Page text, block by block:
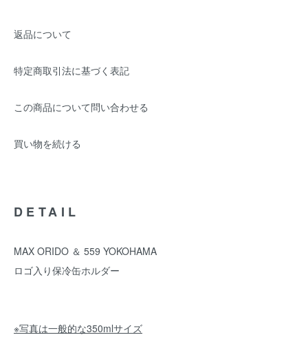
返品について
特定商取引法に基づく表記
この商品について問い合わせる
買い物を続ける
DETAIL
MAX ORIDO ＆ 559 YOKOHAMA
ロゴ入り保冷缶ホルダー
※写真は一般的な350mlサイズ